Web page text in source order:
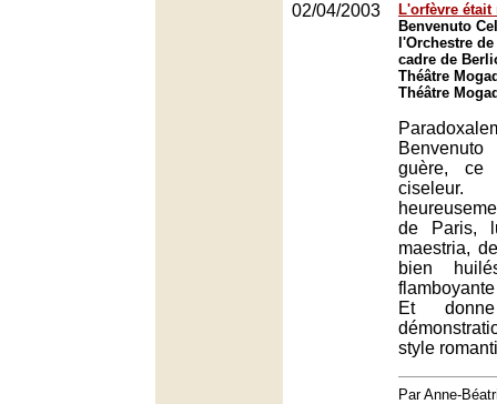
02/04/2003
L'orfèvre
Benvenuto
l'Orchestre
cadre de
Théâtre
Théâtre
guère, ce
de Paris,
maestria,
bien
Et
style
Par Anne-